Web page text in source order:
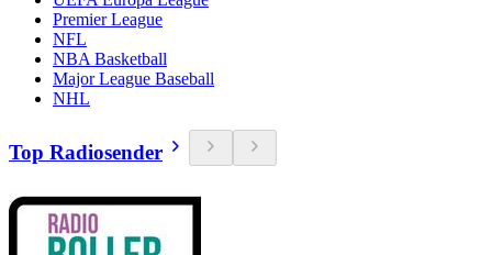
Premier League
NFL
NBA Basketball
Major League Baseball
NHL
Top Radiosender